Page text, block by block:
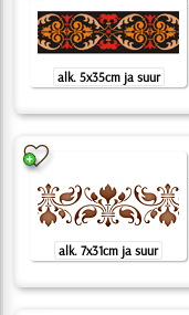
alk. 5x35cm ja suur
alk. 7x31cm ja suur